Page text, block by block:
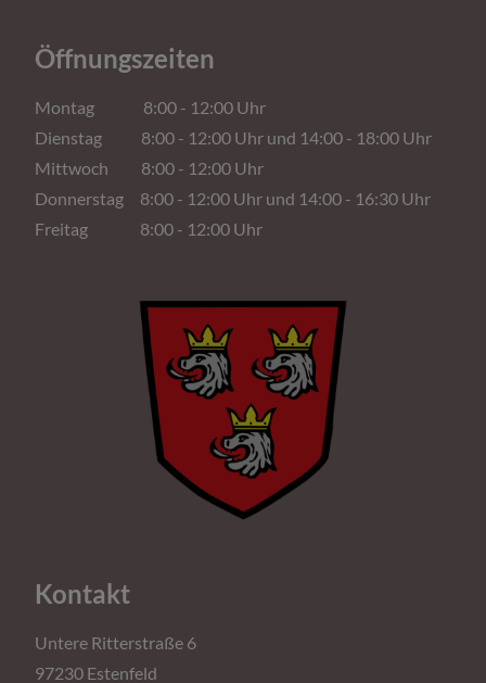
Öffnungszeiten
Montag 8:00 - 12:00 Uhr
Dienstag 8:00 - 12:00 Uhr und 14:00 - 18:00 Uhr
Mittwoch 8:00 - 12:00 Uhr
Donnerstag 8:00 - 12:00 Uhr und 14:00 - 16:30 Uhr
Freitag 8:00 - 12:00 Uhr
Kontakt
Untere Ritterstraße 6
97230 Estenfeld